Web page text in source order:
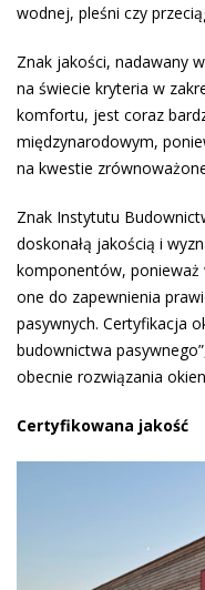
wodnej, pleśni czy
Znak jakości, nadawany
na świecie kryteria w
komfortu, jest coraz
międzynarodowym,
na kwestie
Znak Instytutu
doskonałą jakością i
komponentów, ponieważ
one do zapewnienia
pasywnych. Certyfikacja
budownictwa
obecnie rozwiązania
Certyfikowana jakość